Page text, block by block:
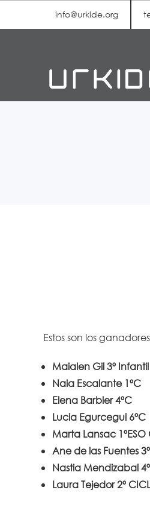
info@urkide.org
Estos son los
Maialen Gil 3º Infantil
Naia Escalante 1ºC
Elena Barbier 4ºC
Lucia Egurcegui 6ºC
Marta Lansac 1ºESO
Ane de las Fuentes
Nastia Mendizabal
Laura Tejedor 2º